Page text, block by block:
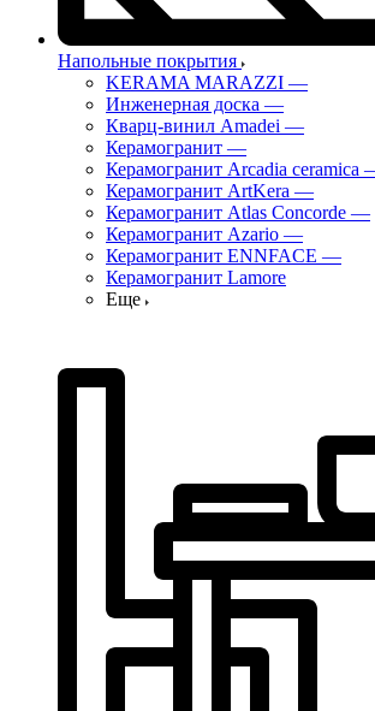
Напольные покрытия
KERAMA MARAZZI —
Инженерная доска —
Кварц-винил Amadei —
Керамогранит —
Керамогранит Arcadia ceramica
Керамогранит ArtKera —
Керамогранит Atlas Concorde —
Керамогранит Azario —
Керамогранит ENNFACE —
Керамогранит Lamore
Еще